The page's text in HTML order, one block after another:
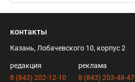
контакты
Казань, Лобачевского 10, корпус 2
редакция
8 (843) 202-12-10
реклама
8 (843) 203-48-47